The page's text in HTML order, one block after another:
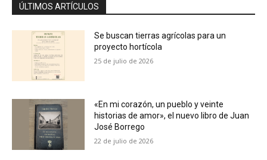
ÚLTIMOS ARTÍCULOS
Se buscan tierras agrícolas para un
proyecto hortícola
25 de julio de 2026
«En mi corazón, un pueblo y veinte
historias de amor», el nuevo libro de Juan
José Borrego
22 de julio de 2026